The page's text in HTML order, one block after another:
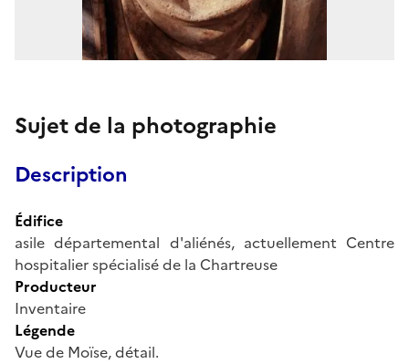
Sujet de la photographie
Description
Édifice
asile départemental d'aliénés, actuellement Centre
hospitalier spécialisé de la Chartreuse
Producteur
Inventaire
Légende
Vue de Moïse, détail.